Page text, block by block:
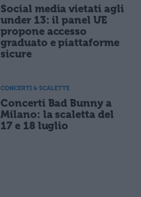
Social media vietati agli
under 13: il panel UE
propone accesso
graduato e piattaforme
sicure
CONCERTI & SCALETTE
Concerti Bad Bunny a
Milano: la scaletta del
17 e 18 luglio